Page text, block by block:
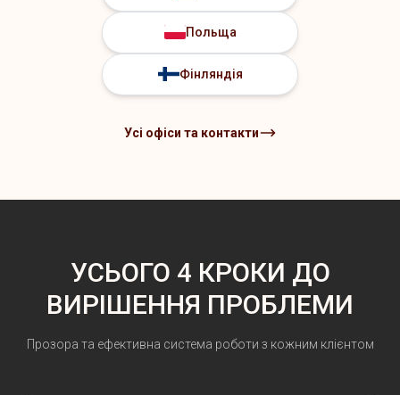
Польща
Фінляндія
Усі офіси та контакти
УСЬОГО 4 КРОКИ ДО
ВИРІШЕННЯ ПРОБЛЕМИ
Прозора та ефективна система роботи з кожним клієнтом